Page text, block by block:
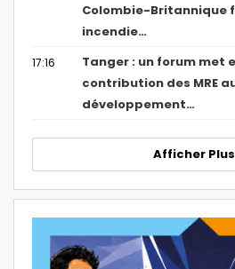
Colombie-Britannique
incendie…
17:16
Tanger : un forum met
contribution des MRE
développement…
Afficher Plus